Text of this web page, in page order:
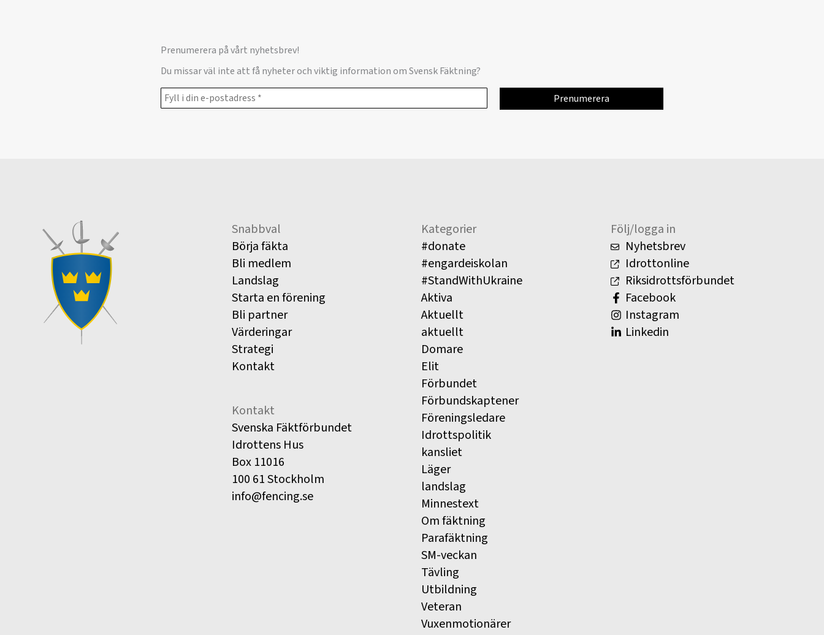
Prenumerera på vårt nyhetsbrev!
Du missar väl inte att få nyheter och viktig information om Svensk Fäktning?
Snabbval
Börja fäkta
Bli medlem
Landslag
Starta en förening
Bli partner
Värderingar
Strategi
Kontakt
Kontakt
Svenska Fäktförbundet
Idrottens Hus
Box 11016
100 61 Stockholm
info@fencing.se
Kategorier
#donate
#engardeiskolan
#StandWithUkraine
Aktiva
Aktuellt
aktuellt
Domare
Elit
Förbundet
Förbundskaptener
Föreningsledare
Idrottspolitik
kansliet
Läger
landslag
Minnestext
Om fäktning
Parafäktning
SM-veckan
Tävling
Utbildning
Veteran
Vuxenmotionärer
Följ/logga in
Nyhetsbrev
Idrottonline
Riksidrottsförbundet
Facebook
Instagram
Linkedin